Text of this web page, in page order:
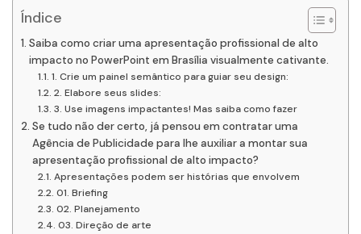
Índice
Saiba como criar uma apresentação profissional de alto
impacto no PowerPoint em Brasília visualmente cativante.
1. Crie um painel semântico para guiar seu design:
2. Elabore seus slides:
3. Use imagens impactantes! Mas saiba como fazer
Se tudo não der certo, já pensou em contratar uma
Agência de Publicidade para lhe auxiliar a montar sua
apresentação profissional de alto impacto?
Apresentações podem ser histórias que envolvem
01. Briefing
02. Planejamento
03. Direção de arte